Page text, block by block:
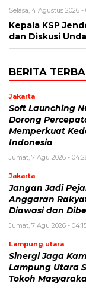
Selasa, 4 Agustus 2026 -
Kepala KSP
dan Diskusi
BERITA
Jakarta
Soft Launching
Dorong
Memperkuat
Indonesia
Jumat, 7 Agu 2026 -
Jakarta
Jangan Jadi
Anggaran
Diawasi dan
Jumat, 7 Agu 2026 -
Lampung utara
Sinergi Jaga
Lampung Utara
Tokoh